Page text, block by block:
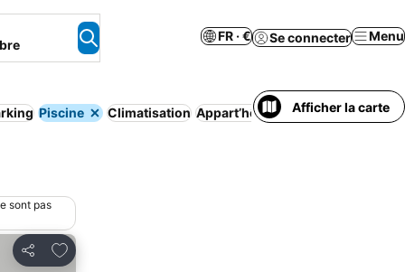
FR · € Se connecter Menu
Piscine Climatisation Appart’hôtel Annulation gratuite
Afficher la carte
sont pas
Partager
Ajouter à mes favoris